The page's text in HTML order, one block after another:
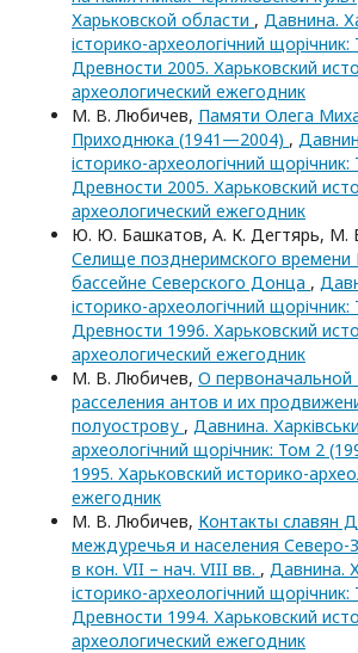
Харьковской области , Давнина.
історико-археологічний
Древности 2005. Харьковский
археологический ежегодник
М. В. Любичев, Памяти Олега
Приходнюка (1941—2004) ,
історико-археологічний
Древности 2005. Харьковский
археологический ежегодник
Ю. Ю. Башкатов, А. К. Дегтярь, М.
Селище позднеримского времени
бассейне Северского Донца ,
історико-археологічний
Древности 1996. Харьковский
археологический ежегодник
М. В. Любичев, О первоначальной
расселения антов и их
полуострову , Давнина.
археологічний щорічник: Том 2
1995. Харьковский историко-
ежегодник
М. В. Любичев, Контакты славян
междуречья и населения Северо-
в кон. VII – нач. VIII вв. , Давнина.
історико-археологічний
Древности 1994. Харьковский
археологический ежегодник